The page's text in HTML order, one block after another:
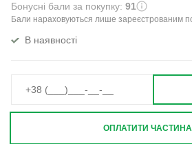
Бонусні бали за покупку: 91
Бали нараховуються лише зареєстрованим
В наявності
ОПЛАТИТИ